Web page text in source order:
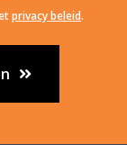
privacy beleid.